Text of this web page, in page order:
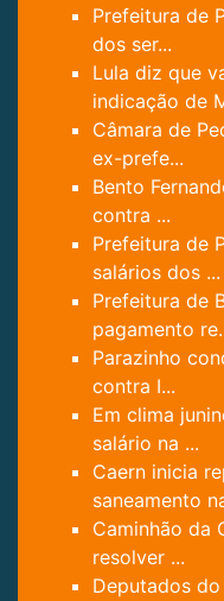
Prefeitura de
dos ser...
Lula diz que
indicação de
Câmara de
ex-prefe...
Bento
contra ...
Prefeitura de
salários dos ...
Prefeitura de
pagamento
Parazinho
contra I...
Em clima
salário na ...
Caern inicia
saneamento
Caminhão da
resolver ...
Deputados do